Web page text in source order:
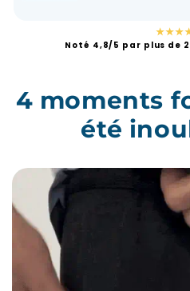
Noté 4,8/5 par plus de
4 moments
été